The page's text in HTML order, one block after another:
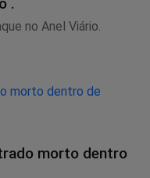
no Anel Viário.
morto dentro